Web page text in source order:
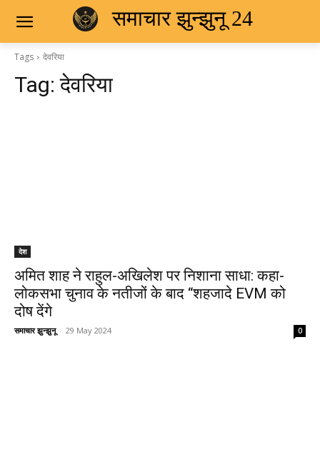
समाचार झुन्झुनू 24
Tags देवरिया
Tag:देवरिया
देश
अमित शाह ने राहुल-अखिलेश पर निशाना साधा: कहा-
लोकसभा चुनाव के नतीजों के बाद “शहजादे EVM को
दोष देंगे
समाचार झुन्झुनू - 29 May 2024 0